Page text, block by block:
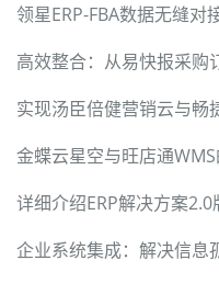
领星ERP-FBA数据无缝
高效整合：从易快报采购
实现汤臣倍健营销云与畅
金蝶云星空与旺店通
详细介绍ERP解决方案
企业系统集成：解决信息